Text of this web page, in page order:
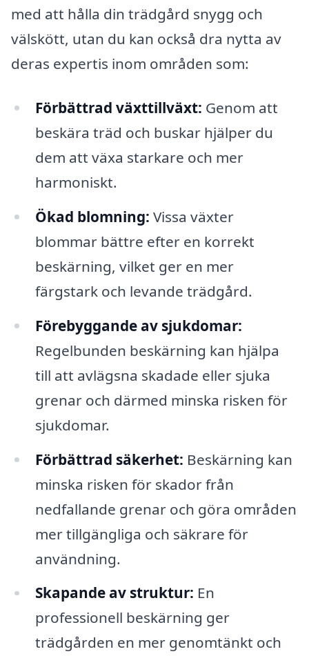
med att hålla din trädgård snygg och
välskött, utan du kan också dra nytta av
deras expertis inom områden som:
Förbättrad växttillväxt: Genom att
beskära träd och buskar hjälper du
dem att växa starkare och mer
harmoniskt.
Ökad blomning: Vissa växter
blommar bättre efter en korrekt
beskärning, vilket ger en mer
färgstark och levande trädgård.
Förebyggande av sjukdomar:
Regelbunden beskärning kan hjälpa
till att avlägsna skadade eller sjuka
grenar och därmed minska risken för
sjukdomar.
Förbättrad säkerhet: Beskärning kan
minska risken för skador från
nedfallande grenar och göra områden
mer tillgängliga och säkrare för
användning.
Skapande av struktur: En
professionell beskärning ger
trädgården en mer genomtänkt och